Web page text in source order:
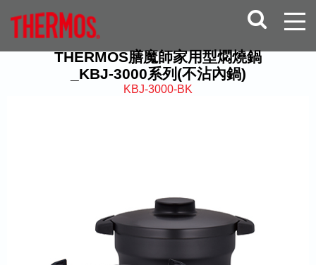
THERMOS膳魔師家用型燜燒鍋
_KBJ-3000系列(不沾內鍋)
KBJ-3000-BK